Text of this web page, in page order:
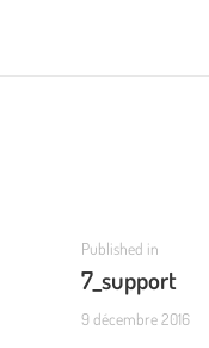
L’ARTICLE
Published in
post:
7_support
9 décembre 2016